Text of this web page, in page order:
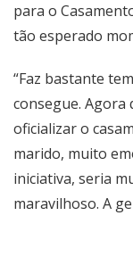
para o
tão esperado
“Faz bastante
consegue. Agora
oficializar o
marido, muito
iniciativa, seria
maravilhoso. A